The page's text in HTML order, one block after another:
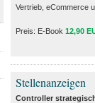
Vertrieb, eCommerce
Preis: E-Book 12,90
Stellenanzeigen
Controller